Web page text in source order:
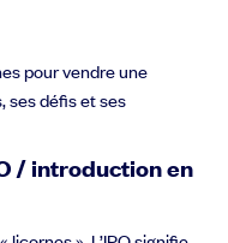
pour vendre une
ses défis et ses
/ introduction en